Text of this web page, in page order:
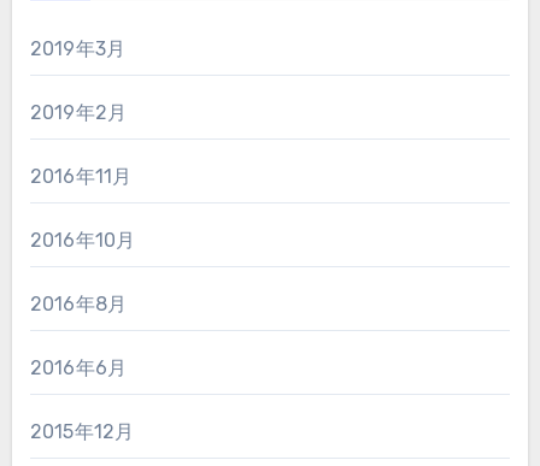
2019年3月
2019年2月
2016年11月
2016年10月
2016年8月
2016年6月
2015年12月